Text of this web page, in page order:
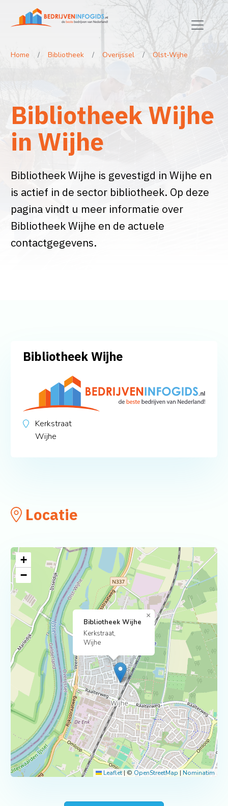
Home Bibliotheek Overijssel Olst-Wijhe
Bibliotheek Wijhe
in Wijhe
Bibliotheek Wijhe is gevestigd in Wijhe en
is actief in de sector bibliotheek. Op deze
pagina vindt u meer informatie over
Bibliotheek Wijhe en de actuele
contactgegevens.
Bibliotheek Wijhe
Kerkstraat
Wijhe
Locatie
Bibliotheek Wijhe
Kerkstraat,
Wijhe
×
+
−
Leaflet | © OpenStreetMap | Nominatim